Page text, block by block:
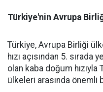
Türkiye'nin Avrupa
Türkiye, Avrupa Birliği
hızı açısından 5. sırada
olan kaba doğum
ülkeleri arasında